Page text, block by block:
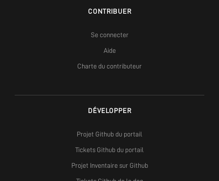
CONTRIBUER
Se connecter
Aide
Charte du contributeur
DÉVELOPPER
Projet Github du portail
Tickets Github du portail
Projet Inventaire sur Github